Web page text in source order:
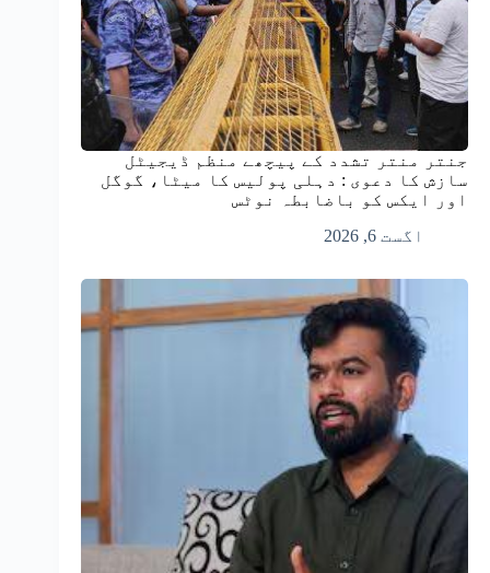
جنتر منتر تشدد کے پیچھے منظم ڈیجیٹل
سازش کا دعوی : دہلی پولیس کا میٹا، گوگل
اور ایکس کو باضابطہ نوٹس
اگست 6, 2026